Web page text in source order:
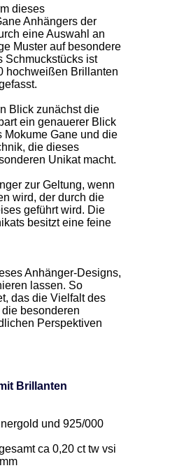
dieses
Anhängers der
eine Auswahl an
Muster auf besondere
Schmuckstücks ist
hochweißen Brillanten
Blick zunächst die
ein genauerer Blick
Gane und die
die dieses
Unikat macht.
zur Geltung, wenn
wird, der durch die
geführt wird. Die
besitzt eine feine
Anhänger-Designs,
lassen. So
das die Vielfalt des
besonderen
Perspektiven
Brillanten
und 925/000
ca 0,20 ct tw vsi